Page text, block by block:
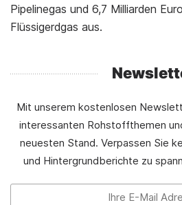
Pipelinegas und 6,7 Milliarden
Flüssigerdgas aus.
Mit unserem kostenlosen
interessanten Rohstoffthemen
neuesten Stand. Verpassen Sie
und Hintergrundberichte zu